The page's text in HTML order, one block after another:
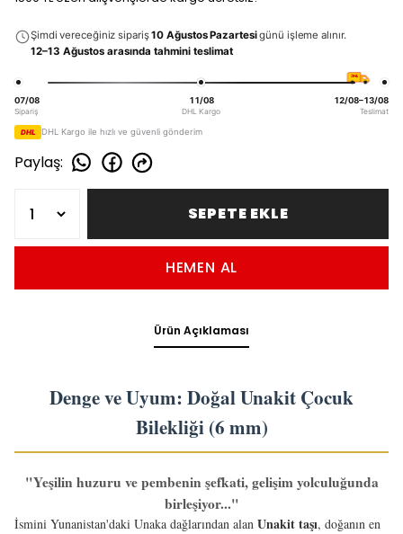
Şimdi vereceğiniz sipariş10 Ağustos Pazartesigünü işleme alınır.
12–13 Ağustos arasında tahmini teslimat
07/08
Sipariş
11/08
DHL Kargo
12/08–13/08
Teslimat
DHL DHL Kargo ile hızlı ve güvenli gönderim
Paylaş:
SEPETE EKLE
HEMEN AL
Ürün Açıklaması
Denge ve Uyum: Doğal Unakit Çocuk
Bilekliği (6 mm)
"Yeşilin huzuru ve pembenin şefkati, gelişim yolculuğunda
birleşiyor..."
İsmini Yunanistan'daki Unaka dağlarından alan Unakit taşı, doğanın en